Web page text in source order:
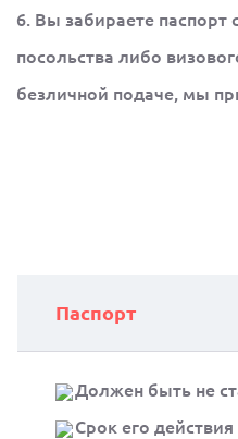
6. Вы забираете паспорт
посольства либо
безличной подаче, мы
Паспорт
Должен быть не
Срок его